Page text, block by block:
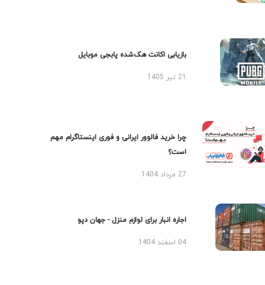
بازیابی اکانت هک‌شده پابجی موبایل
چرا خرید فالوور ایرانی و فوری اینستاگرام مهم
است؟
27 مرداد 1404
اجاره انبار برای لوازم منزل - جهان دپو
04 اسفند 1404